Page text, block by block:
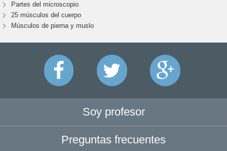
Partes del microscopio
25 músculos del cuerpo
Músculos de pierna y muslo
Soy profesor
Preguntas frecuentes